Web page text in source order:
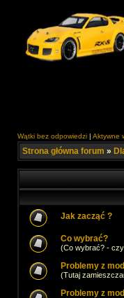
Wątki bez odpowiedzi | Aktywne
Strona główna forum »
Jak zacząć ?
Co wybrać?
(Co wybrać? -
Problemy z
(Tutaj
Problemy z